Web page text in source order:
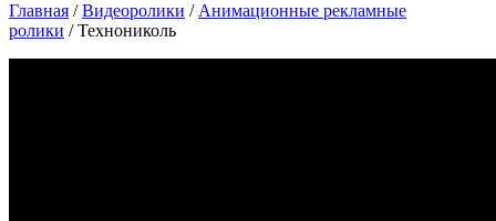
Главная /Видеоролики / Анимационные рекламные
ролики / Технониколь